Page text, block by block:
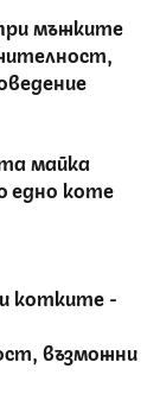
мъжките
майка
едно коте
котките -
възможни